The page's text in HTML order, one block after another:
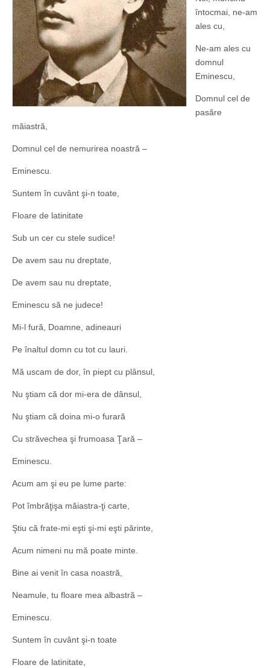
întocmai, ne-am
ales cu,
Ne-am ales cu
domnul
Eminescu,
Domnul cel de
pasăre
măiastră,
Domnul cel de nemurirea noastră –
Eminescu.
Suntem în cuvânt şi-n toate,
Floare de latinitate
Sub un cer cu stele sudice!
De avem sau nu dreptate,
De avem sau nu dreptate,
Eminescu să ne judece!
Mi-l fură, Doamne, adineauri
Pe înaltul domn cu tot cu lauri.
Mă uscam de dor, în piept cu plânsul,
Nu ştiam că dor mi-era de dânsul,
Nu ştiam că doina mi-o furară
Cu străvechea şi frumoasa Ţară –
Eminescu.
Acum am şi eu pe lume parte:
Pot îmbrăţişa măiastra-ţi carte,
Ştiu că frate-mi eşti şi-mi eşti părinte,
Acum nimeni nu mă poate minte.
Bine ai venit în casa noastră,
Neamule, tu floare mea albastră –
Eminescu.
Suntem în cuvânt şi-n toate
Floare de latinitate,